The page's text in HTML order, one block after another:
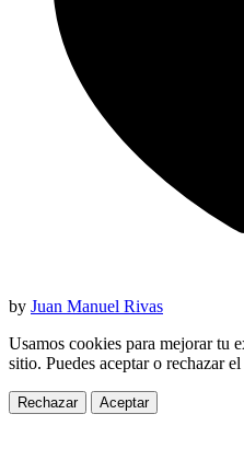
by Juan Manuel Rivas
Usamos cookies para mejorar tu
sitio. Puedes aceptar o rechazar
Rechazar Aceptar